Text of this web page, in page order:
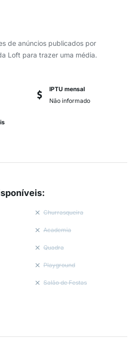
de anúncios publicados por
Loft para trazer uma média.
IPTU mensal
Não informado
:
Churrasqueira
Academia
Quadra
Playground
Salão de Festas